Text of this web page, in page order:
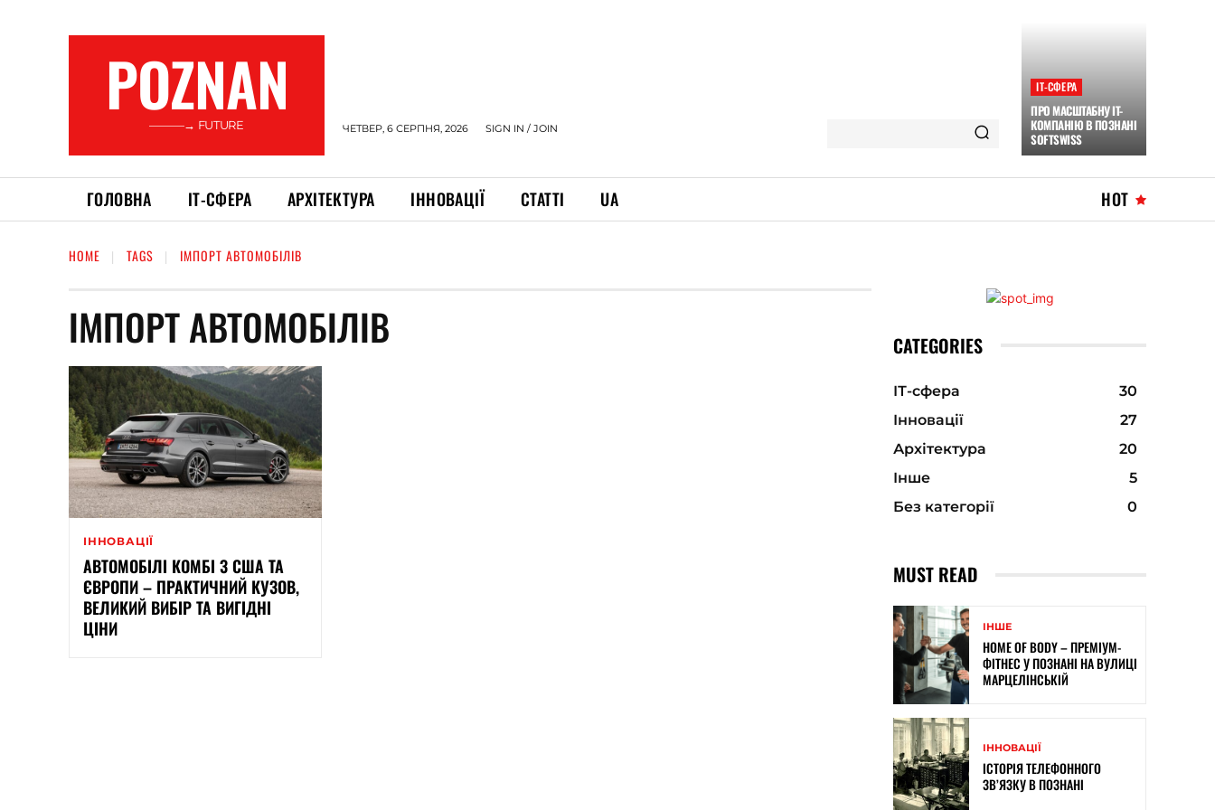
POZNAN
———→ FUTURE ЧЕТВЕР, 6 СЕРПНЯ, 2026 SIGN IN / JOIN
ІТ-СФЕРА
ПРО МАСШТАБНУ IT-
КОМПАНІЮ В ПОЗНАНІ
SOFTSWISS
ГОЛОВНА ІТ-СФЕРА АРХІТЕКТУРА ІННОВАЦІЇ СТАТТІ UA HOT
HOME TAGS ІМПОРТ АВТОМОБІЛІВ
ІМПОРТ АВТОМОБІЛІВ
ІННОВАЦІЇ
АВТОМОБІЛІ КОМБІ З США ТА
ЄВРОПИ – ПРАКТИЧНИЙ КУЗОВ,
ВЕЛИКИЙ ВИБІР ТА ВИГІДНІ
ЦІНИ
CATEGORIES
ІТ-сфера
30
Інновації
27
Архітектура
20
Інше
5
Без категорії
0
MUST READ
ІНШЕ
HOME OF BODY – ПРЕМІУМ-
ФІТНЕС У ПОЗНАНІ НА ВУЛИЦІ
МАРЦЕЛІНСЬКІЙ
ІННОВАЦІЇ
ІСТОРІЯ ТЕЛЕФОННОГО
ЗВ’ЯЗКУ В ПОЗНАНІ